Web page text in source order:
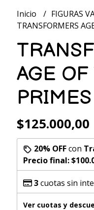
Inicio
FIGURAS
TRANSFORMERS
AGE
$125.000,00
20% OFFcon
Precio final:
3cuotas sin
Ver cuotas y